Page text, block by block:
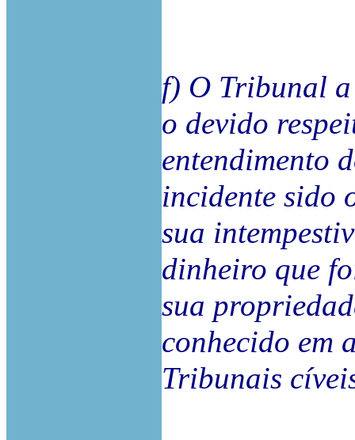
f) O Tribunal
o devido
entendimento
incidente sido
sua
dinheiro que
sua
conhecido em
Tribunais